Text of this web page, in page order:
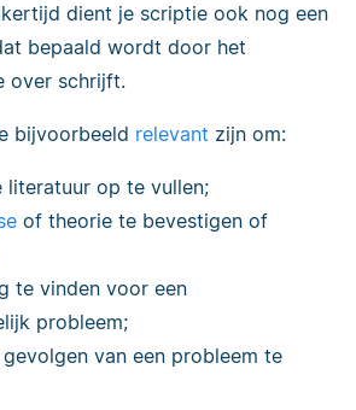
dient je scriptie ook nog een
bepaald wordt door het
over schrijft.
bijvoorbeeld relevant zijn om:
literatuur op te vullen;
of theorie te bevestigen of
te vinden voor een
probleem;
van een probleem te